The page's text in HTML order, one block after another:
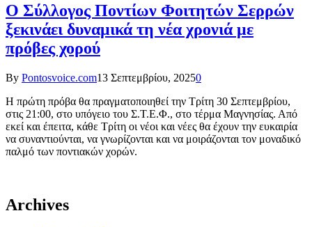
Ο Σύλλογος Ποντίων Φοιτητών Σερρών
ξεκινάει δυναμικά τη νέα χρονιά με
πρόβες χορού
By Pontosvoice.com13 Σεπτεμβρίου, 20250
Η πρώτη πρόβα θα πραγματοποιηθεί την Τρίτη 30 Σεπτεμβρίου,
στις 21:00, στο υπόγειο του Σ.Τ.Ε.Φ., στο τέρμα Μαγνησίας. Από
εκεί και έπειτα, κάθε Τρίτη οι νέοι και νέες θα έχουν την ευκαιρία
να συναντιούνται, να γνωρίζονται και να μοιράζονται τον μοναδικό
παλμό των ποντιακών χορών.
Archives